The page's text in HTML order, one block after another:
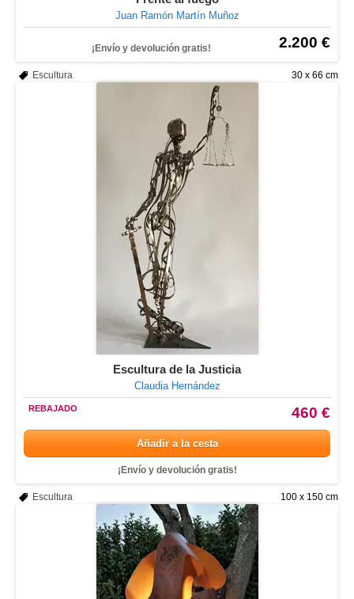
Juan Ramón Martín Muñoz
2.200 €
¡Envío y devolución gratis!
30 x 66 cm
Escultura
Escultura de la Justicia
Claudia Hernández
460 €
REBAJADO
Añadir a la cesta
¡Envío y devolución gratis!
100 x 150 cm
Escultura